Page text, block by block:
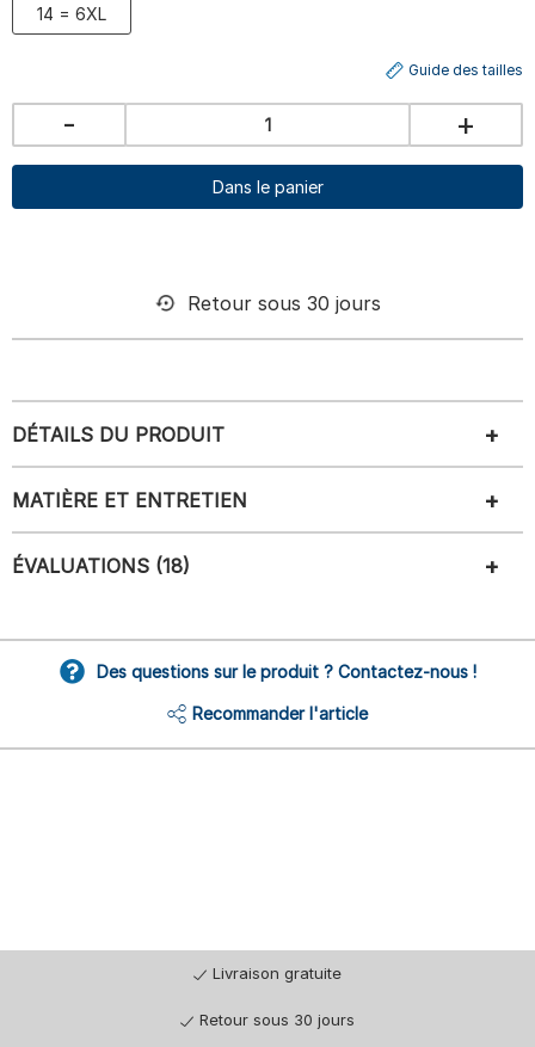
14 = 6XL
Guide des tailles
- +
Dans le panier
Retour sous 30 jours
DÉTAILS DU PRODUIT
MATIÈRE ET ENTRETIEN
ÉVALUATIONS (18)
Des questions sur le produit ? Contactez-nous !
Recommander l'article
Livraison gratuite
Retour sous 30 jours